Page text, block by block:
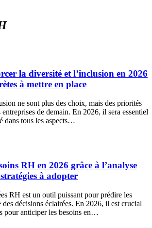
la diversité et l’inclusion en 2026
à mettre en place
ne sont plus des choix, mais des priorités
de demain. En 2026, il sera essentiel
dans tous les aspects…
RH en 2026 grâce à l’analyse
à adopter
RH est un outil puissant pour prédire les
des décisions éclairées. En 2026, il est crucial
pour anticiper les besoins en…